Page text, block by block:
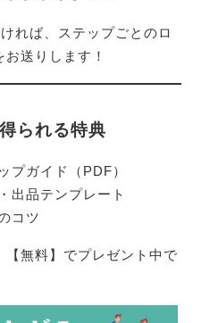
れば、ステップごとのロ
送りします！
られる特典
プガイド（PDF）
出品テンプレート
コツ
無料】でプレゼント中で